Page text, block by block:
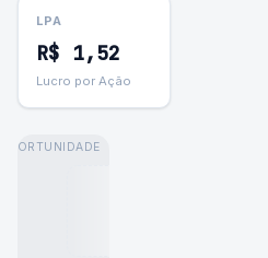
LPA
R$ 1,52
Lucro por Ação